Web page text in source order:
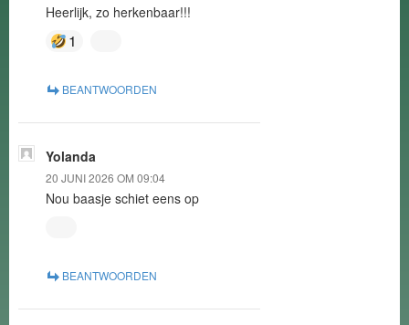
Heerlijk, zo herkenbaar!!!
1
BEANTWOORDEN
Yolanda
20 JUNI 2026 OM 09:04
Nou baasje schiet eens op
BEANTWOORDEN